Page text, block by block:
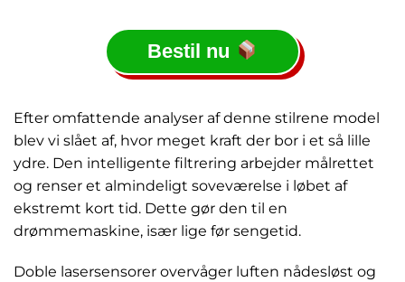
Bestil nu
Efter omfattende analyser af denne stilrene model
blev vi slået af, hvor meget kraft der bor i et så lille
ydre. Den intelligente filtrering arbejder målrettet
og renser et almindeligt soveværelse i løbet af
ekstremt kort tid. Dette gør den til en
drømmemaskine, især lige før sengetid.
Doble lasersensorer overvåger luften nådesløst og